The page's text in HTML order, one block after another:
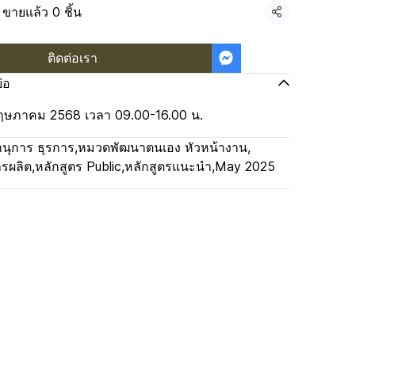
ขายแล้ว 0 ชิ้น แชร์
ติดต่อเรา
ภาคม 2568 เวลา 09.00-16.00 น.
การ ธุรการ,หมวดพัฒนาตนเอง หัวหน้างาน,
ผลิต,หลักสูตร Public,หลักสูตรแนะนำ,May 2025